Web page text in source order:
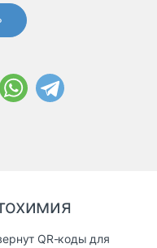
QR-коды для